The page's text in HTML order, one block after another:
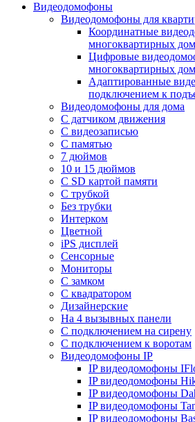
Видеодомофоны
Видеодомофоны для
Координатные
многоквартирных
Цифровые
многоквартирных
Адаптированные
подключением к
Видеодомофоны для дома
С датчиком движения
С видеозаписью
C памятью
7 дюймов
10 и 15 дюймов
С SD картой памяти
С трубкой
Без трубки
Интерком
Цветной
iPS дисплей
Сенсорные
Мониторы
С замком
C квадратором
Дизайнерские
На 4 вызывных панели
С подключением на сирену
С подключением к воротам
Видеодомофоны IP
IP видеодомофоны
IP видеодомофоны
IP видеодомофоны
IP видеодомофоны
IP видеодомофоны